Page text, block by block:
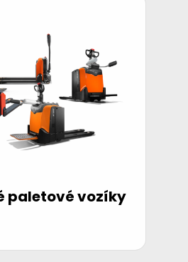
paletové vozíky